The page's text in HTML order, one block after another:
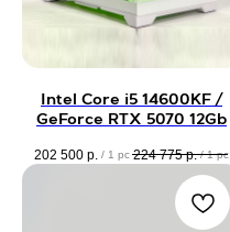
Intel Core i5 14600KF /
GeForce RTX 5070 12Gb
202 500 р. / 1 pc 224 775 р. / 1 pc